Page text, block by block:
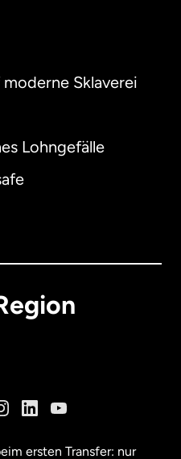
Sklaverei
Lohngefälle
ersten Transfer: nur